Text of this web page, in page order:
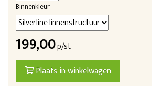
Binnenkleur
199,00p/st
Plaats in winkelwagen